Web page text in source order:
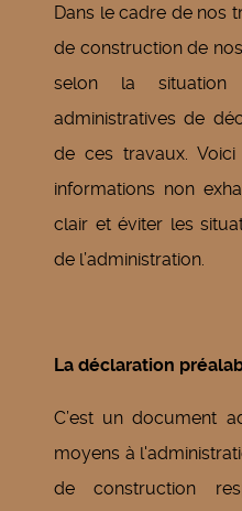
Dans le cadre de nos
de construction de
selon la situation
administratives de
de ces travaux.
informations non
clair et éviter les
de l’administration.
La déclaration
C’est un document
moyens à
de construction